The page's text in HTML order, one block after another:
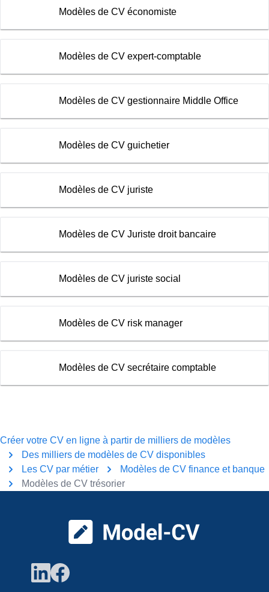
Modèles de CV économiste
Modèles de CV expert-comptable
Modèles de CV gestionnaire Middle Office
Modèles de CV guichetier
Modèles de CV juriste
Modèles de CV Juriste droit bancaire
Modèles de CV juriste social
Modèles de CV risk manager
Modèles de CV secrétaire comptable
Créer votre CV en ligne à partir de milliers de modèles
Des milliers de modèles de CV disponibles
Les CV par métier
Modèles de CV finance et banque
Modèles de CV trésorier